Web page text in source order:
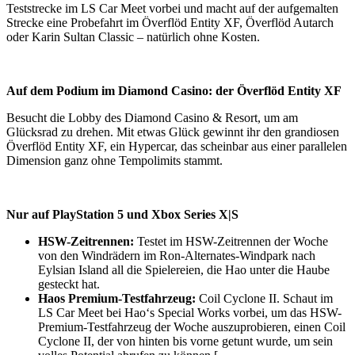
Teststrecke im LS Car Meet vorbei und macht auf der aufgemalten
Strecke eine Probefahrt im Överflöd Entity XF, Överflöd Autarch
oder Karin Sultan Classic – natürlich ohne Kosten.
Auf dem Podium im Diamond Casino: der Överflöd Entity XF
Besucht die Lobby des Diamond Casino & Resort, um am
Glücksrad zu drehen. Mit etwas Glück gewinnt ihr den grandiosen
Överflöd Entity XF, ein Hypercar, das scheinbar aus einer parallelen
Dimension ganz ohne Tempolimits stammt.
Nur auf PlayStation 5 und Xbox Series X|S
HSW-Zeitrennen: Testet im HSW-Zeitrennen der Woche
von den Windrädern im Ron-Alternates-Windpark nach
Eylsian Island all die Spielereien, die Hao unter die Haube
gesteckt hat.
Haos Premium-Testfahrzeug: Coil Cyclone II. Schaut im
LS Car Meet bei Hao‘s Special Works vorbei, um das HSW-
Premium-Testfahrzeug der Woche auszuprobieren, einen Coil
Cyclone II, der von hinten bis vorne getunt wurde, um sein